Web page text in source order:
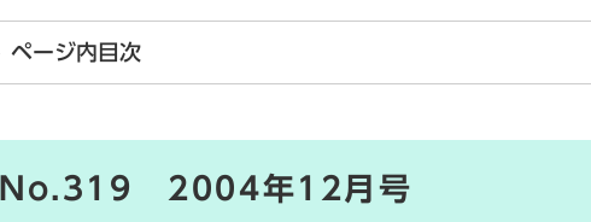
ページ内目次
No.319 2004年12月号